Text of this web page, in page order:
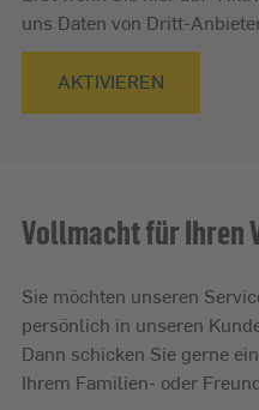
uns Daten von Dritt-
AKTIVIEREN
Vollmacht für Ihren
Sie möchten unseren
persönlich in unseren
Dann schicken Sie gerne
Ihrem Familien- oder